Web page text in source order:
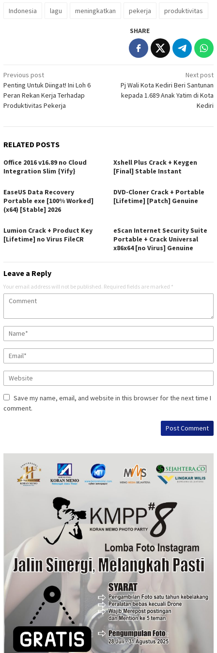
Indonesia lagu meningkatkan pekerja produktivitas
SHARE
Post
navigation
Previous post
Penting Untuk Diingat! Ini Loh 6
Peran Rekan Kerja Terhadap
Produktivitas Pekerja
Next post
Pj Wali Kota Kediri Beri Santunan
kepada 1.689 Anak Yatim di Kota
Kediri
RELATED POSTS
Office 2016 v16.89 no Cloud
Integration Slim {Yify}
Xshell Plus Crack + Keygen
[Final] Stable Instant
EaseUS Data Recovery
Portable exe [100% Worked]
(x64) [Stable] 2026
DVD-Cloner Crack + Portable
[Lifetime] [Patch] Genuine
Lumion Crack + Product Key
[Lifetime] no Virus FileCR
eScan Internet Security Suite
Portable + Crack Universal
x86x64 [no Virus] Genuine
Leave a Reply
Your email address will not be published. Required fields are marked *
Save my name, email, and website in this browser for the next time I
comment.